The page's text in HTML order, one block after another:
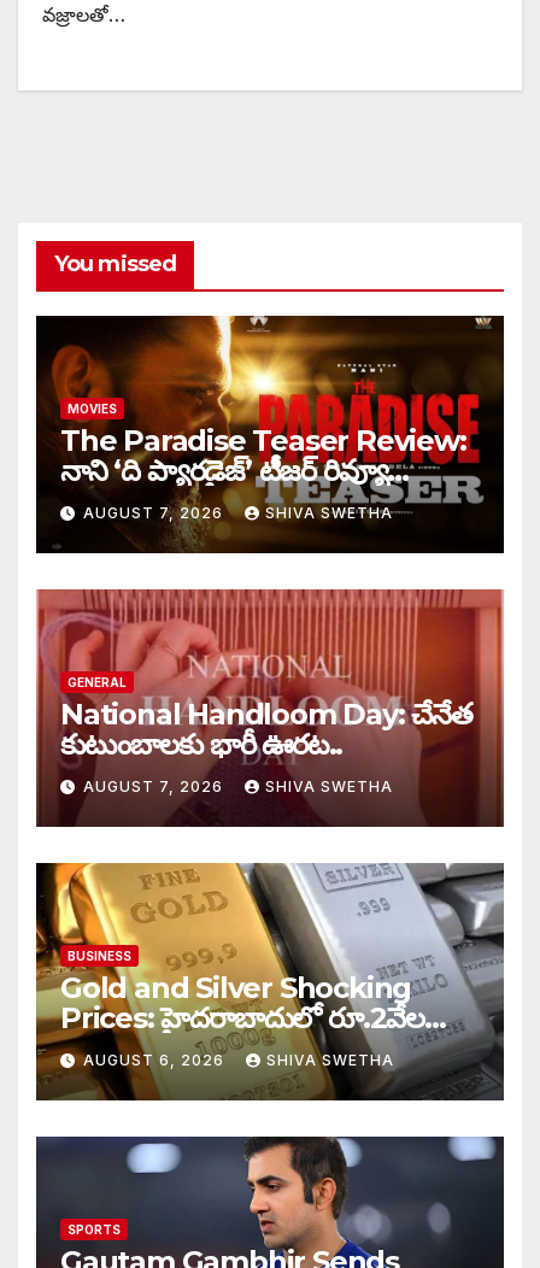
వజ్రాలతో…
You missed
MOVIES
The Paradise Teaser Review:
నాని ‘ది ప్యారడైజ్’ టీజర్ రివ్యూ…
AUGUST 7, 2026 SHIVA SWETHA
GENERAL
National Handloom Day: చేనేత
కుటుంబాలకు భారీ ఊరట..
AUGUST 7, 2026 SHIVA SWETHA
BUSINESS
Gold and Silver Shocking
Prices: హైదరాబాదులో రూ.2వేల
900 పెరిగిన తులం రేటు…
AUGUST 6, 2026 SHIVA SWETHA
SPORTS